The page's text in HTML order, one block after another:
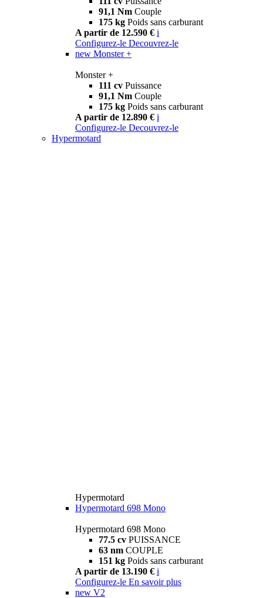
91,1 Nm Couple
175 kg Poids sans carburant
A partir de 12.590 € i
Configurez-le Decouvrez-le
new Monster +
Monster +
111 cv Puissance
91,1 Nm Couple
175 kg Poids sans carburant
A partir de 12.890 € i
Configurez-le Decouvrez-le
Hypermotard
Hypermotard
Hypermotard 698 Mono
Hypermotard 698 Mono
77.5 cv PUISSANCE
63 nm COUPLE
151 kg Poids sans carburant
A partir de 13.190 € i
Configurez-le En savoir plus
new V2